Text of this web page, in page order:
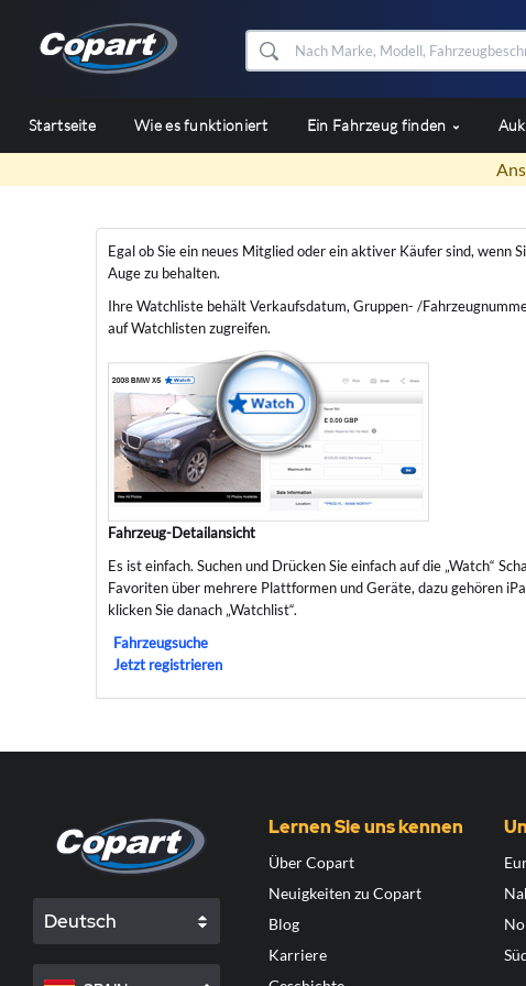
Startseite Wie es funktioniert Ein Fahrzeug finden
Egal ob Sie ein neues Mitglied oder ein aktiver Käufer sind, wenn
Auge zu behalten.
Ihre Watchliste behält Verkaufsdatum, Gruppen- /
auf Watchlisten zugreifen.
Fahrzeug-Detailansicht
Es ist einfach. Suchen und Drücken Sie einfach auf die „Watch“
Favoriten über mehrere Plattformen und Geräte, dazu gehören
klicken Sie danach „Watchlist“.
Fahrzeugsuche
Jetzt registrieren
Deutsch
Lernen Sie uns kennen
Über Copart
Neuigkeiten zu Copart
Blog
Karriere